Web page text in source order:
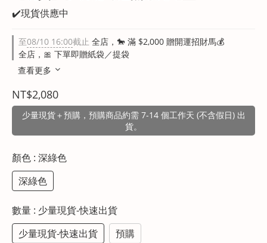
✔️現貨供應中
至08/10 16:00截止 全店，🐎 滿 $2,000 贈開運招財馬💰
全店，🎀 下單即贈紙袋／提袋
查看更多
NT$2,080
少量現貨＋預購，預購商品約需 7-14 個工作天 (不含假日) 出
貨。
顏色 : 深綠色
深綠色
數量 : 少量現貨-快速出貨
少量現貨-快速出貨
預購